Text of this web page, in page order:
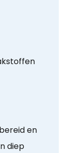
en
diep